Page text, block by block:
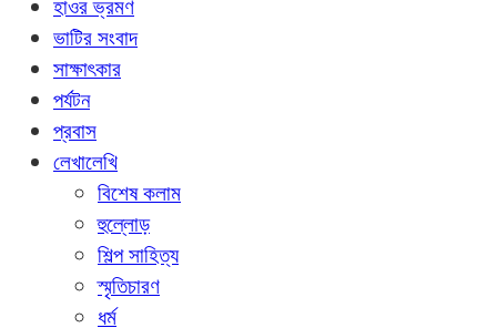
হাওর ভ্রমণ
ভাটির সংবাদ
সাক্ষাৎকার
পর্যটন
প্রবাস
লেখালেখি
বিশেষ কলাম
হুল্লোড়
শিল্প সাহিত্য
স্মৃতিচারণ
ধর্ম